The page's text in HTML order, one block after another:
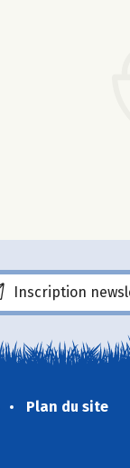
Inscription
Plan du site